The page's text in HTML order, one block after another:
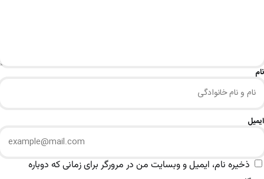
نام
ایمیل
ذخیره نام، ایمیل و وبسایت من در مرورگر برای زمانی که دوباره